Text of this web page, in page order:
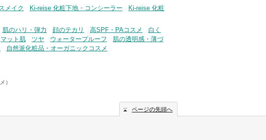
メイク Ki-reise 化粧下地・コンシーラー
Ki-reise 化粧
肌のハリ・弾力 顔のテカリ 高SPF・PAコスメ
白く
マット肌 ツヤ ウォータープルーフ
肌の透明感・薄づ
自然派化粧品・オーガニックコスメ
）
ページの先頭へ